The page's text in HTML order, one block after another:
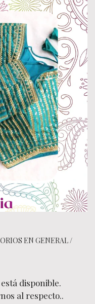
EN GENERAL/
disponible.
al respecto..